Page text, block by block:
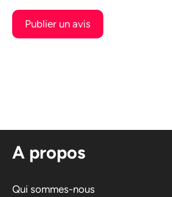
a
i
A propos
Qui sommes-nous